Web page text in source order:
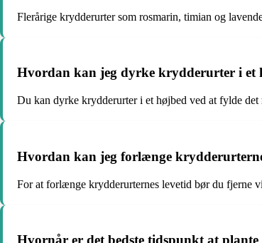
Flerårige krydderurter som rosmarin, timian og
Hvordan kan jeg dyrke krydderurter i et
Du kan dyrke krydderurter i et højbed ved at fylde
Hvordan kan jeg forlænge
For at forlænge krydderurternes levetid bør du fjerne
Hvornår er det bedste tidspunkt at